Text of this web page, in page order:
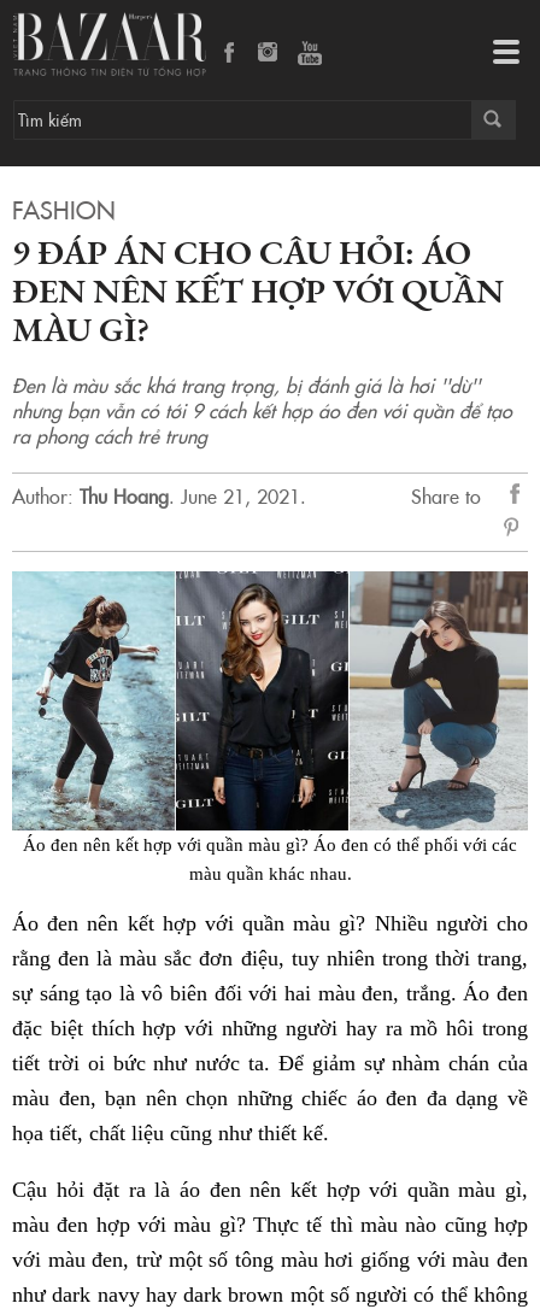
FASHION
9 ĐÁP ÁN CHO CÂU HỎI: ÁO
ĐEN NÊN KẾT HỢP VỚI QUẦN
MÀU GÌ?
Đen là màu sắc khá trang trọng, bị đánh giá là hơi ''dừ''
nhưng bạn vẫn có tới 9 cách kết hợp áo đen với quần để tạo
ra phong cách trẻ trung
Author: Thu Hoang. June 21, 2021.
Share to
sẻ
Áo đen nên kết hợp với quần màu gì? Áo đen có thể phối với các
màu quần khác nhau.
Áo đen nên kết hợp với quần màu gì? Nhiều người cho
rằng đen là màu sắc đơn điệu, tuy nhiên trong thời trang,
sự sáng tạo là vô biên đối với hai màu đen, trắng. Áo đen
đặc biệt thích hợp với những người hay ra mồ hôi trong
tiết trời oi bức như nước ta. Để giảm sự nhàm chán của
màu đen, bạn nên chọn những chiếc áo đen đa dạng về
họa tiết, chất liệu cũng như thiết kế.
Cậu hỏi đặt ra là áo đen nên kết hợp với quần màu gì,
màu đen hợp với màu gì? Thực tế thì màu nào cũng hợp
với màu đen, trừ một số tông màu hơi giống với màu đen
như dark navy hay dark brown một số người có thể không